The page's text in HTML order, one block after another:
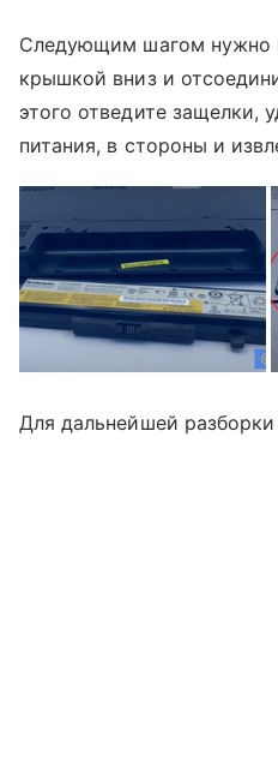
Следующим шагом нужно
крышкой вниз и
этого отведите
питания, в стороны и
Для дальнейшей